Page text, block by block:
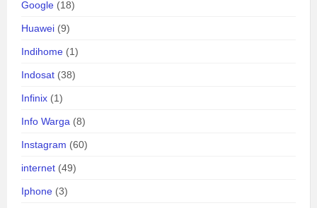
Google (18)
Huawei (9)
Indihome (1)
Indosat (38)
Infinix (1)
Info Warga (8)
Instagram (60)
internet (49)
Iphone (3)